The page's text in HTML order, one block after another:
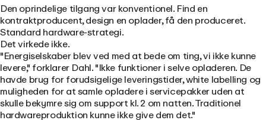
Den oprindelige tilgang var konventionel. Find en
kontraktproducent, design en oplader, få den produceret.
Standard hardware-strategi.
Det virkede ikke.
"Energiselskaber blev ved med at bede om ting, vi ikke kunne
levere," forklarer Dahl. "Ikke funktioner i selve opladeren. De
havde brug for forudsigelige leveringstider, white labelling og
muligheden for at samle opladere i servicepakker uden at
skulle bekymre sig om support kl. 2 om natten. Traditionel
hardwareproduktion kunne ikke give dem det."